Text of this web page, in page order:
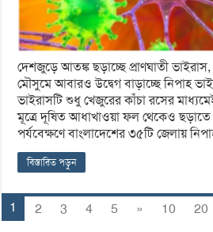
দেশজুড়ে আতঙ্ক ছড়াচ্ছে প্রাণঘাতী ভাইরাস,
মৌসুমে আবারও উদ্বেগ বাড়াচ্ছে নিপাহ
ভাইরাসটি শুধু খেজুরের কাঁচা রসের
মূত্রে দূষিত আধাখাওয়া ফল থেকেও ছড়াতে
পর্যবেক্ষণে বাংলাদেশের ৩৫টি জেলায়
বিস্তারিত পড়ুন
1 2 3 4 5 » 10 20